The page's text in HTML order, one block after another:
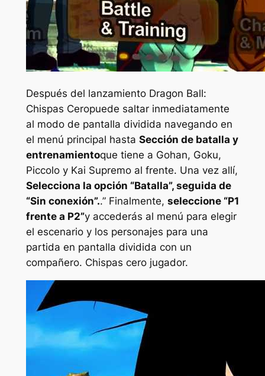
Después del lanzamiento Dragon Ball:
Chispas Ceropuede saltar inmediatamente
al modo de pantalla dividida navegando en
el menú principal hasta Sección de batalla y
entrenamientoque tiene a Gohan, Goku,
Piccolo y Kai Supremo al frente. Una vez allí,
Selecciona la opción “Batalla”, seguida de
“Sin conexión”..” Finalmente, seleccione “P1
frente a P2”y accederás al menú para elegir
el escenario y los personajes para una
partida en pantalla dividida con un
compañero. Chispas cerojugador.